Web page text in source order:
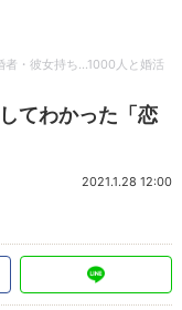
者・彼女持ち…1000人と婚活
てわかった「恋
2021.1.28 12:00